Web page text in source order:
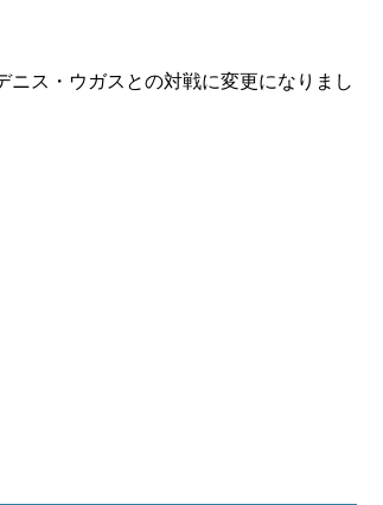
ス・ウガスとの対戦に変更になりまし